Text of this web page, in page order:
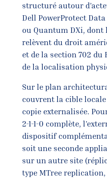
structuré autour
Dell PowerProtect
ou Quantum DXi, dont
relèvent du droit
et de la section 702 du
de la localisation
Sur le plan
couvrent la cible locale
copie externalisée.
2-1-1-0 complète,
dispositif
soit une seconde
sur un autre site
type MTree replication,